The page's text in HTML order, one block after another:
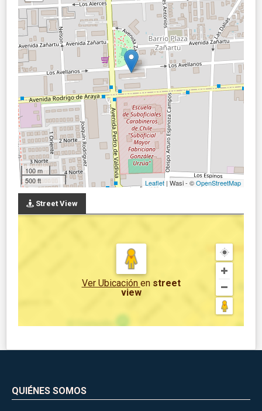
100 m
500 ft
Leaflet | Wasi - ©OpenStreetMap
Street View
Ver Ubicación en street
view
QUIÉNES SOMOS